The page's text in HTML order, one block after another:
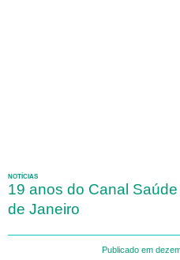
NOTÍCIAS
19 anos do Canal
de Janeiro
Publicado em